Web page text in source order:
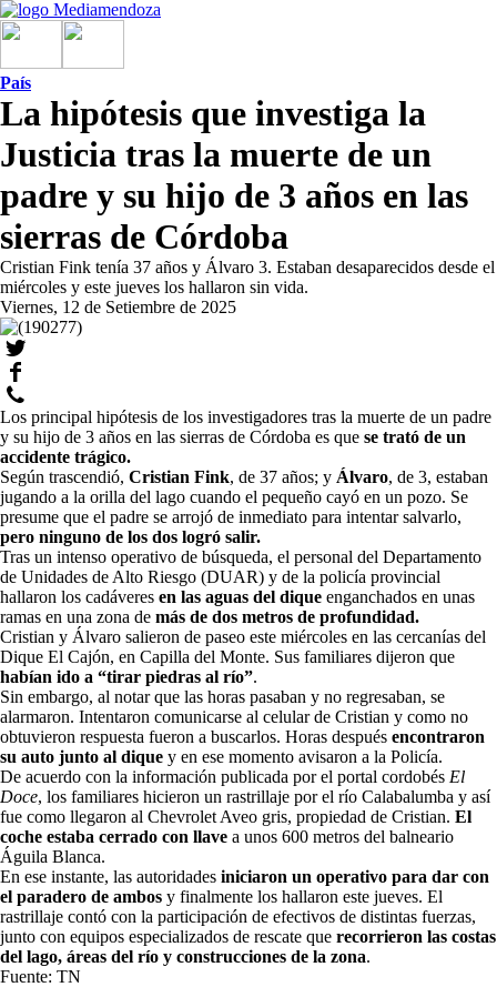
País
La hipótesis que investiga la
Justicia tras la muerte de un
padre y su hijo de 3 años en las
sierras de Córdoba
Cristian Fink tenía 37 años y Álvaro 3. Estaban desaparecidos desde el
miércoles y este jueves los hallaron sin vida.
Viernes, 12 de Setiembre de 2025
Los principal hipótesis de los investigadores tras la muerte de un padre
y su hijo de 3 años en las sierras de Córdoba es que se trató de un
accidente trágico.
Según trascendió, Cristian Fink, de 37 años; y Álvaro, de 3, estaban
jugando a la orilla del lago cuando el pequeño cayó en un pozo. Se
presume que el padre se arrojó de inmediato para intentar salvarlo,
pero ninguno de los dos logró salir.
Tras un intenso operativo de búsqueda, el personal del Departamento
de Unidades de Alto Riesgo (DUAR) y de la policía provincial
hallaron los cadáveres en las aguas del dique enganchados en unas
ramas en una zona de más de dos metros de profundidad.
Cristian y Álvaro salieron de paseo este miércoles en las cercanías del
Dique El Cajón, en Capilla del Monte. Sus familiares dijeron que
habían ido a “tirar piedras al río”.
Sin embargo, al notar que las horas pasaban y no regresaban, se
alarmaron. Intentaron comunicarse al celular de Cristian y como no
obtuvieron respuesta fueron a buscarlos. Horas después encontraron
su auto junto al dique y en ese momento avisaron a la Policía.
De acuerdo con la información publicada por el portal cordobés El
Doce, los familiares hicieron un rastrillaje por el río Calabalumba y así
fue como llegaron al Chevrolet Aveo gris, propiedad de Cristian. El
coche estaba cerrado con llave a unos 600 metros del balneario
Águila Blanca.
En ese instante, las autoridades iniciaron un operativo para dar con
el paradero de ambos y finalmente los hallaron este jueves. El
rastrillaje contó con la participación de efectivos de distintas fuerzas,
junto con equipos especializados de rescate que recorrieron las costas
del lago, áreas del río y construcciones de la zona.
Fuente: TN